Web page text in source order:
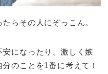
らその人にぞっこん。
になったり、激しく嫉
のことを1番に考えて！